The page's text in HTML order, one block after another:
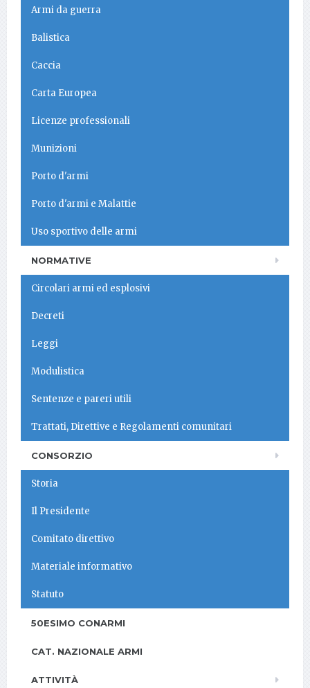
Armi da guerra
Balistica
Caccia
Carta Europea
Licenze professionali
Munizioni
Porto d'armi
Porto d'armi e Malattie
Uso sportivo delle armi
NORMATIVE
Circolari armi ed esplosivi
Decreti
Leggi
Modulistica
Sentenze e pareri utili
Trattati, Direttive e Regolamenti comunitari
CONSORZIO
Storia
Il Presidente
Comitato direttivo
Materiale informativo
Statuto
50ESIMO CONARMI
CAT. NAZIONALE ARMI
ATTIVITÀ